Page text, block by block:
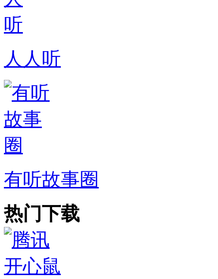
人人听
有听故事圈
热门下载